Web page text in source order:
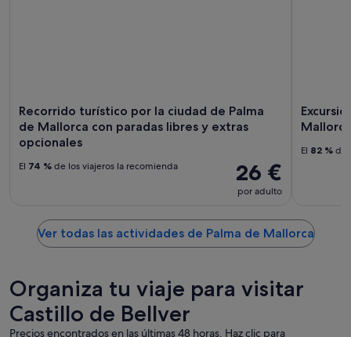
Recorrido turístico por la ciudad de Palma
de Mallorca con paradas libres y extras
opcionales
26 €
por adulto
El 74 % de los viajeros la recomienda
Mallorca
El 82 % de
Ver todas las actividades de Palma de Mallorca
Organiza tu viaje para visitar
Castillo de Bellver
Precios encontrados en las últimas 48 horas. Haz clic para